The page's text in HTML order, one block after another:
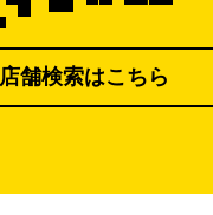
店舗検索はこちら